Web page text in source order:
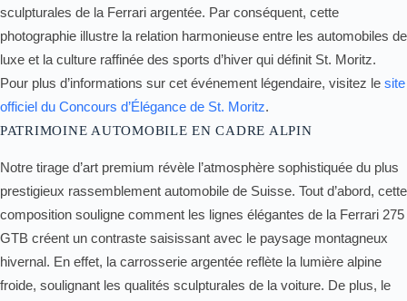
sculpturales de la Ferrari argentée. Par conséquent, cette
photographie illustre la relation harmonieuse entre les automobiles de
luxe et la culture raffinée des sports d’hiver qui définit St. Moritz.
Pour plus d’informations sur cet événement légendaire, visitez le site
officiel du Concours d’Élégance de St. Moritz.
PATRIMOINE AUTOMOBILE EN CADRE ALPIN
Notre tirage d’art premium révèle l’atmosphère sophistiquée du plus
prestigieux rassemblement automobile de Suisse. Tout d’abord, cette
composition souligne comment les lignes élégantes de la Ferrari 275
GTB créent un contraste saisissant avec le paysage montagneux
hivernal. En effet, la carrosserie argentée reflète la lumière alpine
froide, soulignant les qualités sculpturales de la voiture. De plus, le